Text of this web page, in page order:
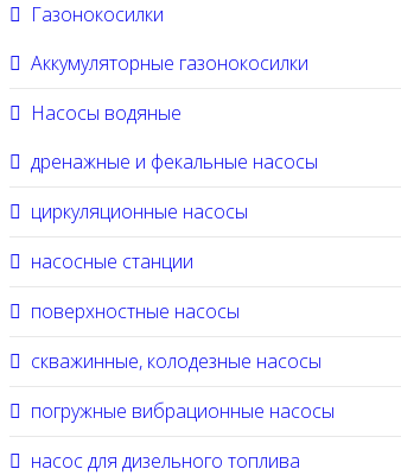
Газонокосилки
Аккумуляторные газонокосилки
Насосы водяные
дренажные и фекальные насосы
циркуляционные насосы
насосные станции
поверхностные насосы
скважинные, колодезные насосы
погружные вибрационные насосы
насос для дизельного топлива